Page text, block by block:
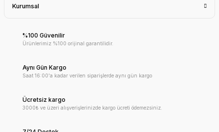
Kurumsal
%100 Güvenilir
Ürünlerimiz %100 orijinal garantilidir.
Aynı Gün Kargo
Saat 16:00'a kadar verilen siparişlerde aynı gün kargo
Ücretsiz kargo
3000₺ ve üzeri alışverişlerinizde kargo ücreti ödemezsiniz.